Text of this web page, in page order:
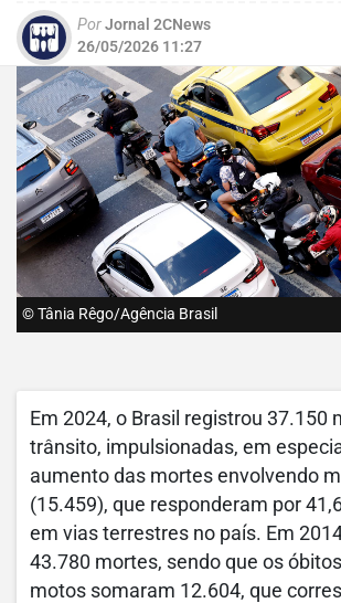
PorJornal 2CNews
26/05/2026 11:27
© Tânia Rêgo/Agência Brasil
Em 2024, o Brasil registrou 37.150
trânsito, impulsionadas, em
aumento das mortes envolvendo
(15.459), que responderam por
em vias terrestres no país. Em
43.780 mortes, sendo que os
motos somaram 12.604, que